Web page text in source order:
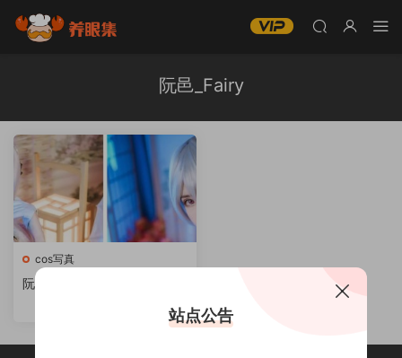
阮邑_Fairy
cos写真
阮邑_FairyCos児作品[写眞合
站点公告